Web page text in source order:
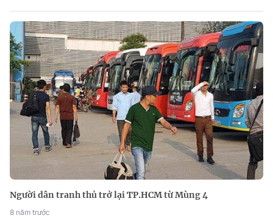
Người dân tranh thủ trở lại TP.HCM từ Mùng 4
8 năm trước